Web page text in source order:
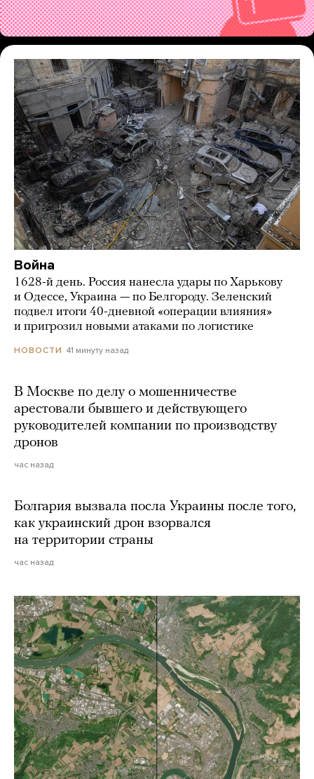
Война
1628-й день. Россия нанесла удары по Харькову
и Одессе, Украина — по Белгороду. Зеленский
подвел итоги 40-дневной «операции влияния»
и пригрозил новыми атаками по логистике
НОВОСТИ 41 минуту назад
В Москве по делу о мошенничестве
арестовали бывшего и действующего
руководителей компании по производству
дронов
час назад
Болгария вызвала посла Украины после того,
как украинский дрон взорвался
на территории страны
час назад